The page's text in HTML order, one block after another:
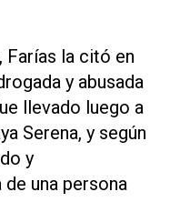
Farías la citó en
y abusada
llevado luego a
Serena, y según
y
una persona